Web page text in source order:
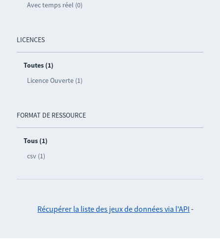
Avec temps réel (0)
LICENCES
Toutes (1)
Licence Ouverte (1)
FORMAT DE RESSOURCE
Tous (1)
csv (1)
Récupérer la liste des jeux de données via l'API -